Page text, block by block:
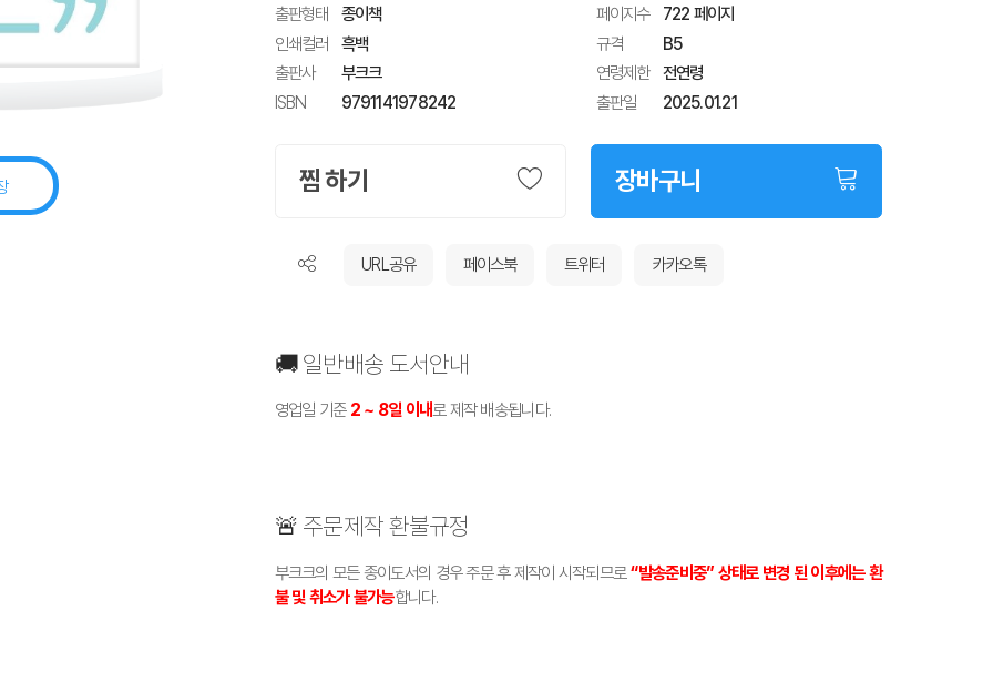
출판형태
종이책 페이지수 722 페이지
인쇄컬러
흑백 규격
B5
출판사
부크크 연령제한
전연령
ISBN
9791141978242 출판일 2025.01.21
찜 하기 장바구니
URL공유 페이스북 트위터 카카오톡
🚚 일반배송 도서안내
영업일 기준 2 ~ 8일 이내로 제작 배송됩니다.
🚨 주문제작 환불규정
부크크의 모든 종이도서의 경우 주문 후 제작이 시작되므로“발송준비중” 상태로 변경 된 이후에는 환
불 및 취소가 불가능합니다.